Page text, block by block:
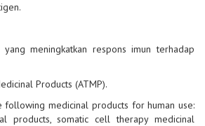
meningkatkan respons imun terhadap
Products (ATMP).
following medicinal products for human use:
products, somatic cell therapy medicinal